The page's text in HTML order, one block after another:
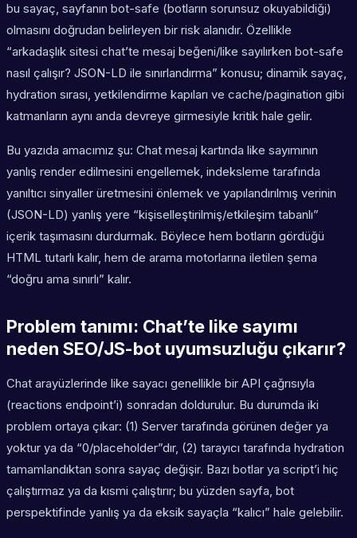
bu sayaç, sayfanın bot-safe (botların sorunsuz okuyabildiği)
olmasını doğrudan belirleyen bir risk alanıdır. Özellikle
“arkadaşlık sitesi chat’te mesaj beğeni/like sayılırken bot-safe
nasıl çalışır? JSON-LD ile sınırlandırma” konusu; dinamik sayaç,
hydration sırası, yetkilendirme kapıları ve cache/pagination gibi
katmanların aynı anda devreye girmesiyle kritik hale gelir.
Bu yazıda amacımız şu: Chat mesaj kartında like sayımının
yanlış render edilmesini engellemek, indeksleme tarafında
yanıltıcı sinyaller üretmesini önlemek ve yapılandırılmış verinin
(JSON-LD) yanlış yere “kişiselleştirilmiş/etkileşim tabanlı”
içerik taşımasını durdurmak. Böylece hem botların gördüğü
HTML tutarlı kalır, hem de arama motorlarına iletilen şema
“doğru ama sınırlı” kalır.
Problem tanımı: Chat’te like sayımı
neden SEO/JS-bot uyumsuzluğu çıkarır?
Chat arayüzlerinde like sayacı genellikle bir API çağrısıyla
(reactions endpoint’i) sonradan doldurulur. Bu durumda iki
problem ortaya çıkar: (1) Server tarafında görünen değer ya
yoktur ya da “0/placeholder”dır, (2) tarayıcı tarafında hydration
tamamlandıktan sonra sayaç değişir. Bazı botlar ya script’i hiç
çalıştırmaz ya da kısmi çalıştırır; bu yüzden sayfa, bot
perspektifinde yanlış ya da eksik sayaçla “kalıcı” hale gelebilir.